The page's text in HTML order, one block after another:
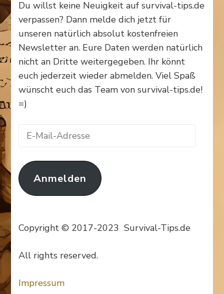
Du willst keine Neuigkeit auf survival-tips.de
verpassen? Dann melde dich jetzt für
unseren natürlich absolut kostenfreien
Newsletter an. Eure Daten werden natürlich
nicht an Dritte weitergegeben. Ihr könnt
euch jederzeit wieder abmelden. Viel Spaß
wünscht euch das Team von survival-tips.de!
=)
E-
Adresse
Anmelden
Copyright © 2017-2023 Survival-Tips.de
All rights reserved.
Impressum